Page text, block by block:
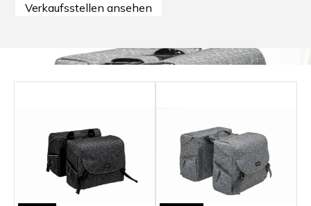
Verkaufsstellen ansehen